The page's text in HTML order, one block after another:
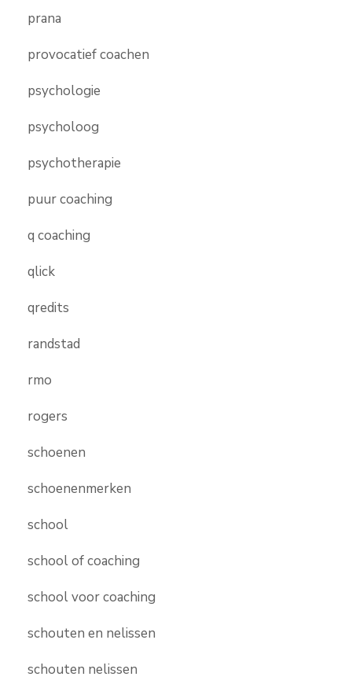
prana
provocatief coachen
psychologie
psycholoog
psychotherapie
puur coaching
q coaching
qlick
qredits
randstad
rmo
rogers
schoenen
schoenenmerken
school
school of coaching
school voor coaching
schouten en nelissen
schouten nelissen